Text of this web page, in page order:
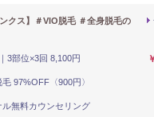
ス】＃VIO脱毛 ＃全身脱毛の
3部位×3回 8,100円
97%OFF〈900円〉
無料カウンセリング